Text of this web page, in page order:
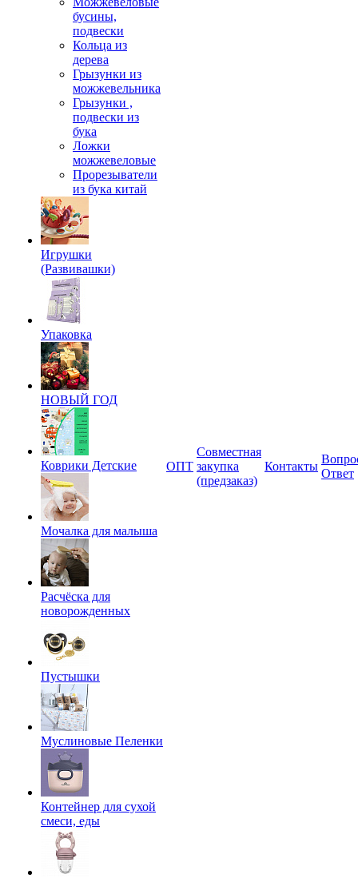
бусины,
подвески
Кольца из
дерева
Грызунки из
можжевельника
Грызунки ,
подвески из
бука
Ложки
можжевеловые
Прорезыватели
из бука китай
Игрушки
(Развивашки)
Упаковка
НОВЫЙ ГОД
Коврики Детские
Мочалка для малыша
Расчёска для
новорожденных
Пустышки
Муслиновые Пеленки
Контейнер для сухой
смеси, еды
ОПТ
Совместная
закупка
(предзаказ)
Контакты
Ответ